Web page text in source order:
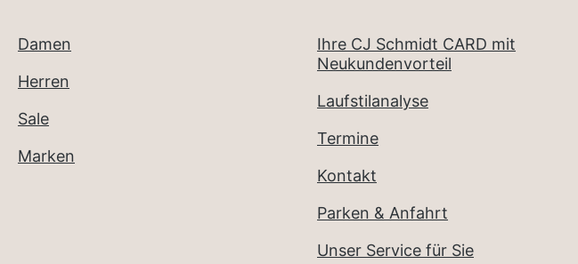
Damen
Herren
Sale
Marken
Ihre CJ Schmidt CARD mit
Neukundenvorteil
Laufstilanalyse
Termine
Kontakt
Parken & Anfahrt
Unser Service für Sie